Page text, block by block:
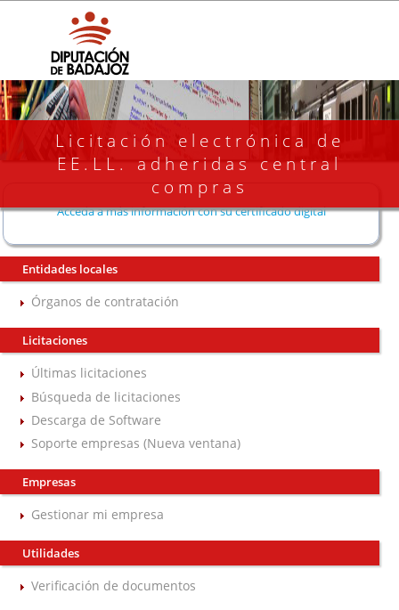
Licitación electrónica de
EE.LL. adheridas central
compras
Acceda a más información con su certificado digital
Entidades locales
Órganos de contratación
Licitaciones
Últimas licitaciones
Búsqueda de licitaciones
Descarga de Software
Soporte empresas (Nueva ventana)
Empresas
Gestionar mi empresa
Utilidades
Verificación de documentos